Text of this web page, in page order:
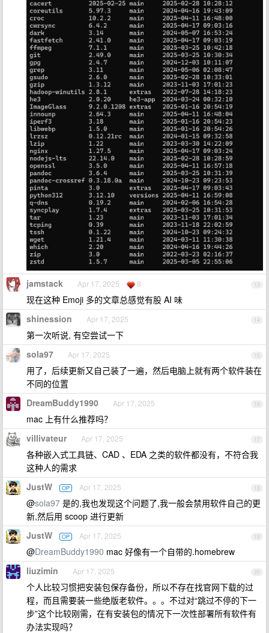
13
jamstack Apr 17, 2025 8
现在这种 Emoji 多的文章总感觉有股 AI 味
14
shinession Apr 17, 2025
第一次听说, 有空尝试一下
15
sola97 Apr 17, 2025
用了，后续更新又自己装了一遍，然后电脑上就有两个软件装在
不同的位置
16
DreamBuddy1990 Apr 17, 2025
mac 上有什么推荐吗？
17
villivateur Apr 17, 2025
各种嵌入式工具链、CAD 、EDA 之类的软件都没有，不符合我
这种人的需求
18
JustW OP Apr 17, 2025
@sola97 是的,我也发现这个问题了,我一般会禁用软件自己的更
新,然后用 scoop 进行更新
19
JustW OP Apr 17, 2025
@DreamBuddy1990 mac 好像有一个自带的.homebrew
20
liuzimin Apr 17, 2025
个人比较习惯把安装包保存备份，所以不存在找官网下载的过
程，而且需要装一些绝版老软件。。。不过对“跳过不停的下一
步”这个比较刚需，在有安装包的情况下一次性部署所有软件有
办法实现吗？